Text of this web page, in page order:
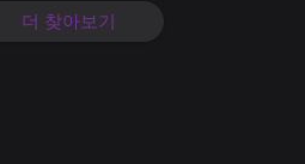
더 찾아보기